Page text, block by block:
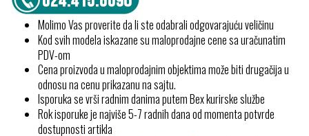
Molimo Vas proverite da li ste odabrali odgovarajuću veličinu
Kod svih modela iskazane su maloprodajne cene sa uračunatim
PDV-om
Cena proizvoda u maloprodajnim objektima može biti drugačija u
odnosu na cenu prikazanu na sajtu.
Isporuka se vrši radnim danima putem Bex kurirske službe
Rok isporuke je najviše 5-7 radnih dana od momenta potvrde
dostupnosti artikla